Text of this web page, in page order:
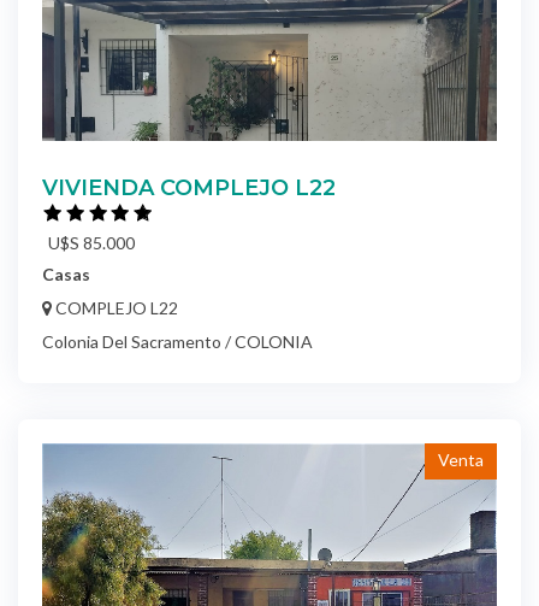
VIVIENDA COMPLEJO L22
U$S 85.000
Casas
COMPLEJO L22
Colonia Del Sacramento / COLONIA
Venta